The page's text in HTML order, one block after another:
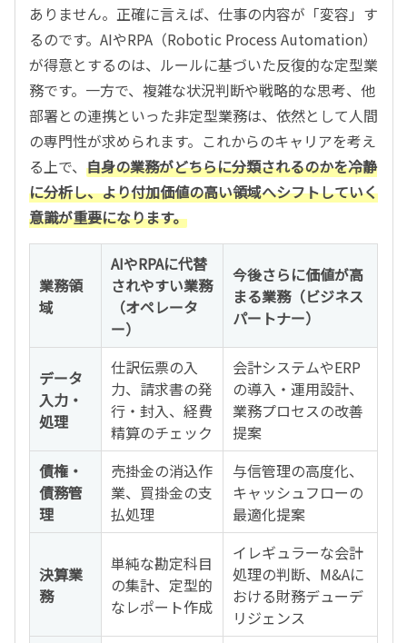
ありません。正確に言えば、仕事の内容が「変容」す
るのです。AIやRPA（Robotic Process Automation）
が得意とするのは、ルールに基づいた反復的な定型業
務です。一方で、複雑な状況判断や戦略的な思考、他
部署との連携といった非定型業務は、依然として人間
の専門性が求められます。これからのキャリアを考え
る上で、 自身の業務がどちらに分類されるのかを冷静
に分析し、より付加価値の高い領域へシフトしていく
意識が重要になります。
業務領
域
AIやRPAに代替
されやすい業務
（オペレータ
ー）
今後さらに価値が高
まる業務（ビジネス
パートナー）
データ
入力・
処理
仕訳伝票の入
力、請求書の発
行・封入、経費
精算のチェック
会計システムやERP
の導入・運用設計、
業務プロセスの改善
提案
債権・
債務管
理
売掛金の消込作
業、買掛金の支
払処理
与信管理の高度化、
キャッシュフローの
最適化提案
決算業
務
単純な勘定科目
の集計、定型的
なレポート作成
イレギュラーな会計
処理の判断、M&Aに
おける財務デューデ
リジェンス